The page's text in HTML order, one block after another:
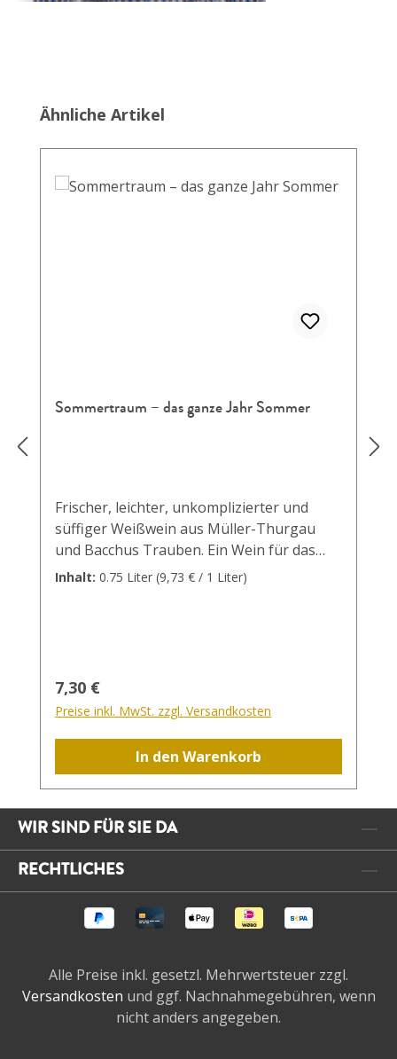
Produktgalerie überspringen
Ähnliche Artikel
Sommertraum – das ganze Jahr Sommer
Frischer, leichter, unkomplizierter und
süffiger Weißwein aus Müller-Thurgau
und Bacchus Trauben. Ein Wein für das
ganze Jahr. Im Frühling, um sich auf den
holen. Der Wein für alle Lebenslagen -
einfach ein wahrer Sommertraum.
Inhalt: 0.75 Liter (9,73 € / 1 Liter)
Regulärer Preis:
7,30 €
Preise inkl. MwSt. zzgl. Versandkosten
In den Warenkorb
WIR SIND FÜR SIE DA
RECHTLICHES
Alle Preise inkl. gesetzl. Mehrwertsteuer zzgl.
Versandkosten und ggf. Nachnahmegebühren, wenn
nicht anders angegeben.